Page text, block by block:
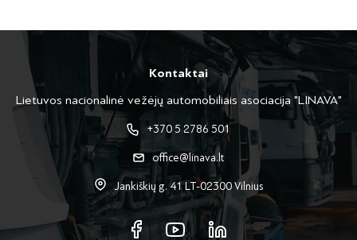
Kontaktai
Lietuvos nacionalinė vežėjų automobiliais asociacija "LINAVA"
+370 5 2786 501
office@linava.lt
Jankiškių g. 41 LT-02300 Vilnius